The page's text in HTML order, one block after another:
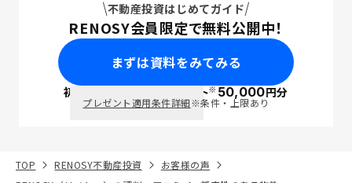
不動産投資はじめてガイド
RENOSY会員限定で無料公開中！
まずは資料をみてみる
初回面談で ポイント※50,000円分
プレゼント適用条件詳細※条件・上限あり
TOP RENOSY不動産投資
お客様の声